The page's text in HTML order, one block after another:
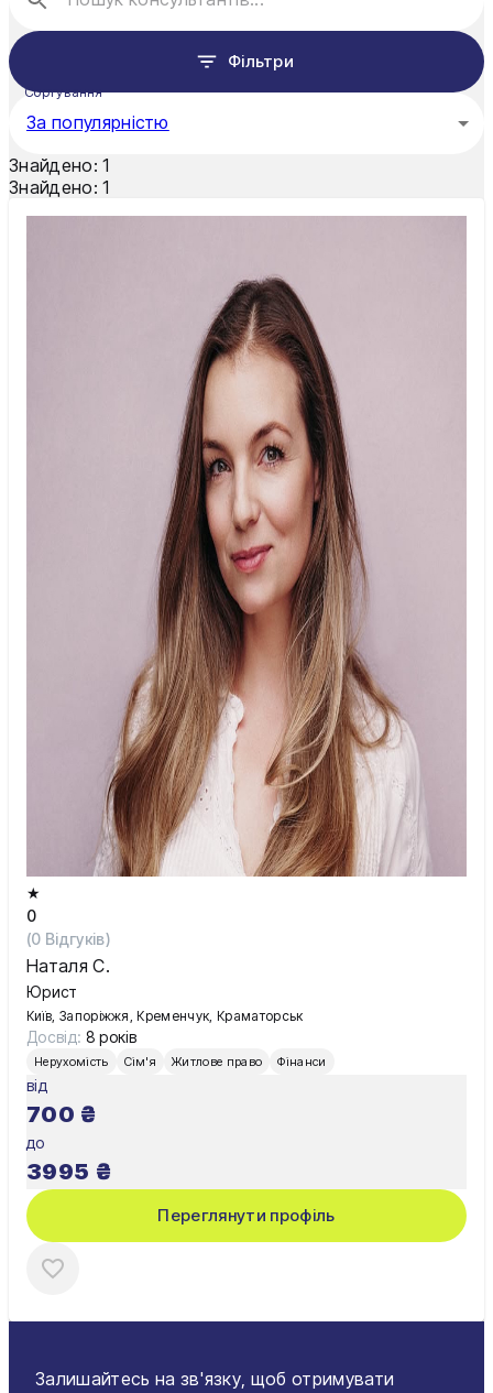
Херсон
Хмельницький
Черкаси
Чернівці
Фільтри
Сортування
За популярністю
Знайдено: 1
Знайдено: 1
★
0
(0 Відгуків)
Наталя С.
Юрист
Київ, Запоріжжя, Кременчук, Краматорськ
Досвід: 8 років
Нерухомість Сім'я Житлове право Фінанси
від
700 ₴
до
3995 ₴
Переглянути профіль
Залишайтесь на зв'язку, щоб отримувати